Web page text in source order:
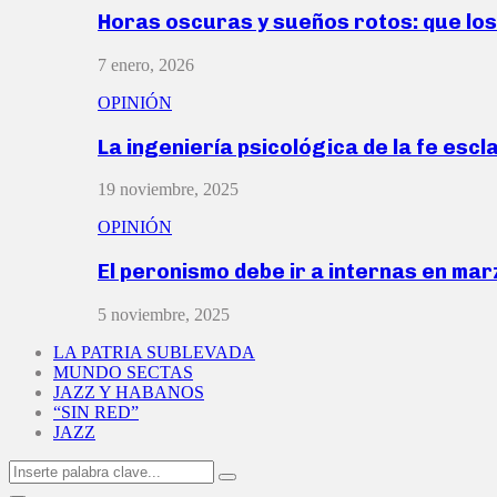
Horas oscuras y sueños rotos: que
7 enero, 2026
OPINIÓN
La ingeniería psicológica de la fe
19 noviembre, 2025
OPINIÓN
El peronismo debe ir a internas en
5 noviembre, 2025
LA PATRIA SUBLEVADA
MUNDO SECTAS
JAZZ Y HABANOS
“SIN RED”
JAZZ
Search
for:
Search